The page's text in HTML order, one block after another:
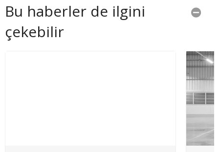
Bu haberler de ilgini
çekebilir